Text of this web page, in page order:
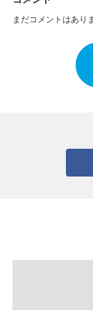
まだコメントはあり